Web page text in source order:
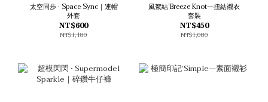
太空同步 • Space Sync｜連帽
外套
NT$600
NT$1,180
風絮結’Breeze Knot—扭結襯衣
套裝
NT$450
NT$1,080